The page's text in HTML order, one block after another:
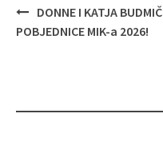
Navigacija
objava
DONNE I KATJA
POBJEDNICE MIK-a 2026!